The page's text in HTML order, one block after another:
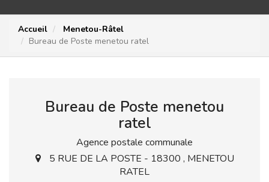
Accueil
Menetou-Râtel
Bureau de Poste menetou ratel
Bureau de Poste menetou
ratel
Agence postale communale
5 RUE DE LA POSTE - 18300 , MENETOU
RATEL